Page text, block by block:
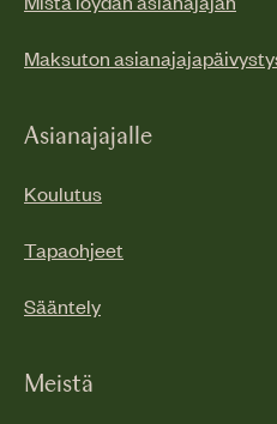
Maksuton
Asianajajalle
Koulutus
Tapaohjeet
Sääntely
Meistä